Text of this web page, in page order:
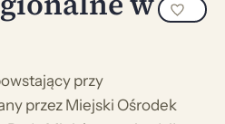
przy
przez Miejski Ośrodek